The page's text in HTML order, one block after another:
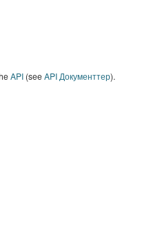
API(seeAPI Документтер).